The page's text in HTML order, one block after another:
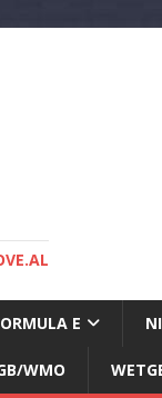
E
WMO